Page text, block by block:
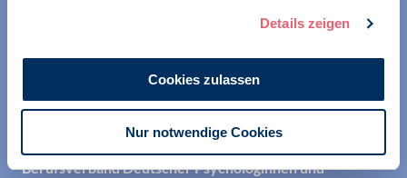
Details zeigen
Cookies zulassen
Nur notwendige Cookies
Wir unterstützen Psychologinnen und Psychologen in
und Umweltpsychologie.
Umweltpsychologie in der Öffentlichkeit, Gesellschaft und
Berufsverband Deutscher Psychologinnen und